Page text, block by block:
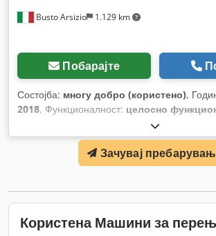
Busto Arsizio 1.129 km
Побарајте
Состојба: многу добро (користено),
2018, Функционалност: целосно
Зачувај
Користена Машини за